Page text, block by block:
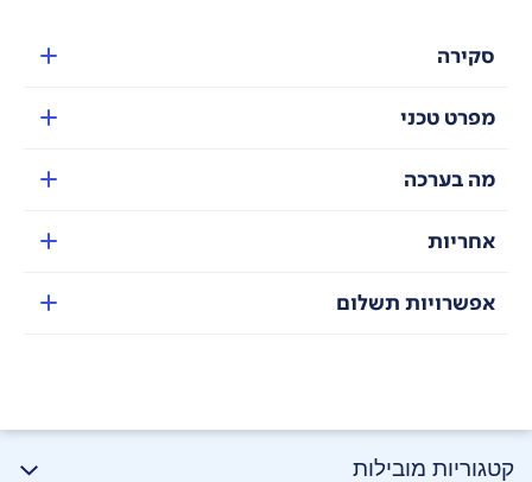
סקירה
מפרט טכני
מה בערכה
אחריות
אפשרויות תשלום
קטגוריות מובילות